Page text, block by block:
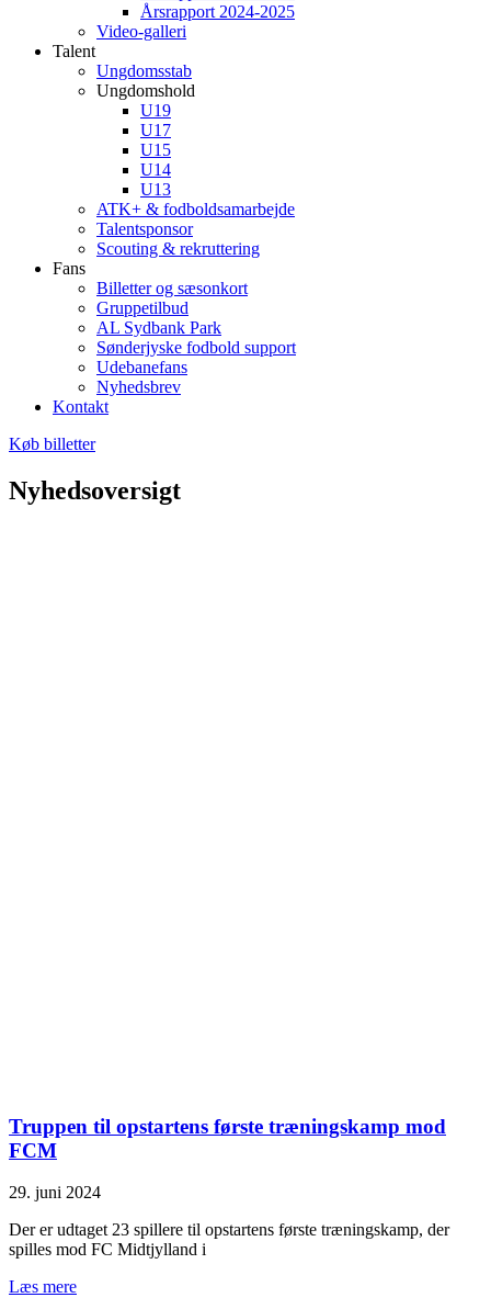
Årsrapport 2024-2025
Video-galleri
Talent
Ungdomsstab
Ungdomshold
U19
U17
U15
U14
U13
ATK+ & fodboldsamarbejde
Talentsponsor
Scouting & rekruttering
Fans
Billetter og sæsonkort
Gruppetilbud
AL Sydbank Park
Sønderjyske fodbold support
Udebanefans
Nyhedsbrev
Kontakt
Køb billetter
Nyhedsoversigt
Truppen til opstartens første træningskamp mod
FCM
29. juni 2024
Der er udtaget 23 spillere til opstartens første træningskamp, der
spilles mod FC Midtjylland i
Læs mere